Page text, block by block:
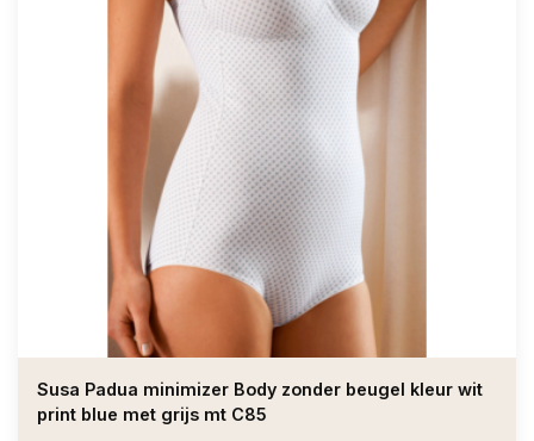
Susa Padua minimizer Body zonder beugel kleur wit
print blue met grijs mt C85